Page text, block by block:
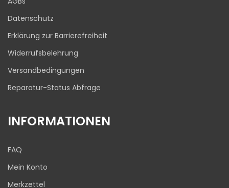
Datenschutz
Erklärung zur Barrierefreiheit
Widerrufsbelehrung
Versandbedingungen
Reparatur-Status Abfrage
INFORMATIONEN
FAQ
Mein Konto
Merkzettel